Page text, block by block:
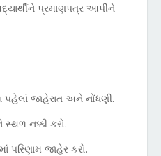
પ્રમાણપત્ર આપીને
પહેલાં જાહેરાત અને નોંધણી.
નક્કી કરો.
પરિણામ જાહેર કરો.